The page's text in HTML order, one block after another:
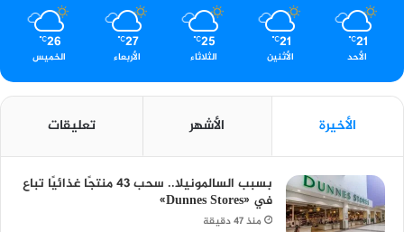
21
℃
الأحد
21
℃
الأثنين
25
℃
الثلاثاء
27
℃
الأربعاء
26
℃
الخميس
الأخيرة الأشهر تعليقات
بسبب السالمونيلا.. سحب 43 منتجًا غذائيًا تباع
في «Dunnes Stores»
منذ 47 دقيقة